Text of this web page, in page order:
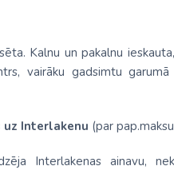
Kalnu un pakalnu
vairāku gadsimtu
uz Interlakenu (par
Interlakenas ainavu,